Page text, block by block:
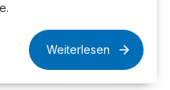
Weiterlesen